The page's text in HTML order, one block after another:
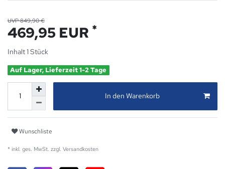
UVP 849,90 €
469,95 EUR *
Inhalt1Stück
Auf Lager, Lieferzeit 1-2 Tage
In den Warenkorb
Wunschliste
* inkl. ges. MwSt. zzgl. Versandkosten